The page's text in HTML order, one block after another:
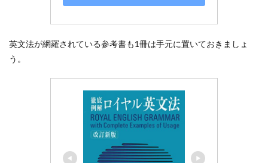
英文法が網羅されている参考書も1冊は手元に置いておきましょ
う。